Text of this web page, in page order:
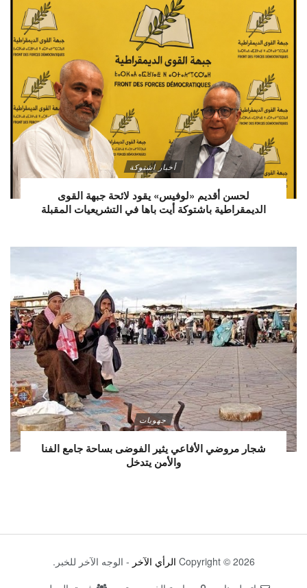
أخبار اشتوكة
لحسن أقديم «لوفيس» يقود لائحة جبهة القوى
الديمقراطية باشتوكة أيت باها في التشريعيات المقبلة
جهويات
شجار مروضي الأفاعي يثير الفوضى بساحة جامع الفنا
والأمن يتدخل
Copyright © 2026 الرأي الآخر - الوجه الآخر للخبر.